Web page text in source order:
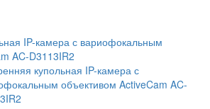
купольная IP-камера с
объективом ActiveCam AC-